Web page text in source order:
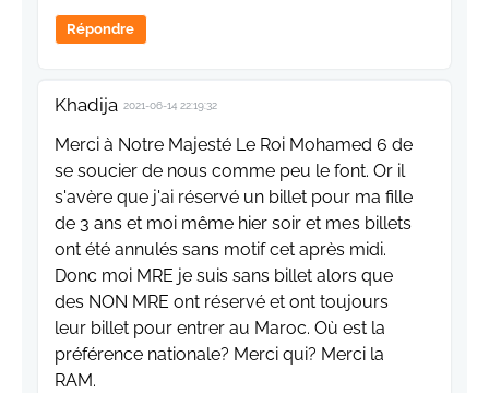
Répondre
Khadija 2021-06-14 22:19:32
Merci à Notre Majesté Le Roi Mohamed 6 de
se soucier de nous comme peu le font. Or il
s'avère que j'ai réservé un billet pour ma fille
de 3 ans et moi même hier soir et mes billets
ont été annulés sans motif cet après midi.
Donc moi MRE je suis sans billet alors que
des NON MRE ont réservé et ont toujours
leur billet pour entrer au Maroc. Où est la
préférence nationale? Merci qui? Merci la
RAM.